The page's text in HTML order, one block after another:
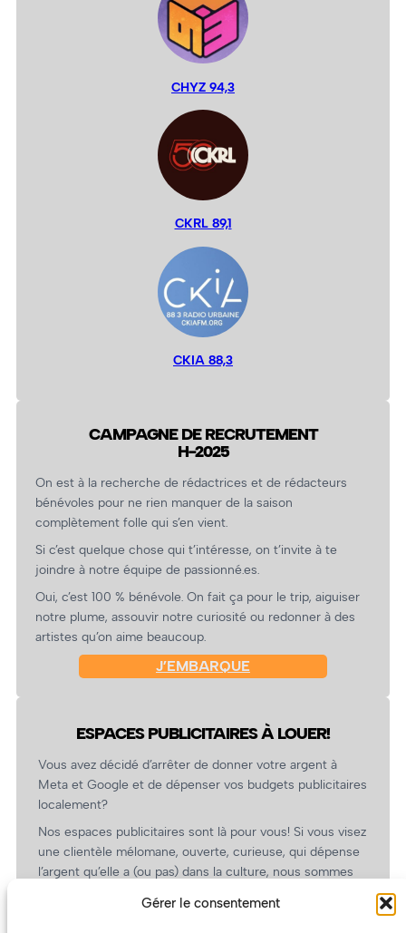
Gérer le consentement
CHYZ 94,3
CKRL 89,1
CKIA 88,3
CAMPAGNE DE RECRUTEMENT
H-2025
On est à la recherche de rédactrices et de rédacteurs
bénévoles pour ne rien manquer de la saison
complètement folle qui s’en vient.
Si c’est quelque chose qui t’intéresse, on t’invite à te
joindre à notre équipe de passionné.es.
Oui, c’est 100 % bénévole. On fait ça pour le trip, aiguiser
notre plume, assouvir notre curiosité ou redonner à des
artistes qu’on aime beaucoup.
J’EMBARQUE
ESPACES PUBLICITAIRES À LOUER!
Vous avez décidé d’arrêter de donner votre argent à
Meta et Google et de dépenser vos budgets publicitaires
localement?
Nos espaces publicitaires sont là pour vous! Si vous visez
une clientèle mélomane, ouverte, curieuse, qui dépense
l’argent qu’elle a (ou pas) dans la culture, nous sommes